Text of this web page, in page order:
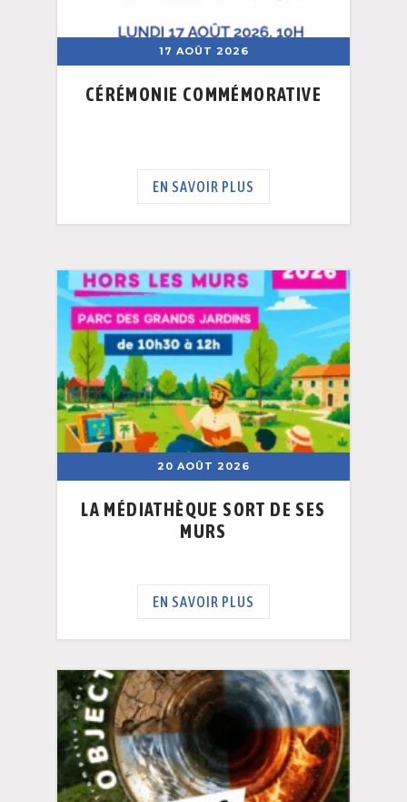
17 AOÛT 2026
CÉRÉMONIE COMMÉMORATIVE
EN SAVOIR PLUS
20 AOÛT 2026
LA MÉDIATHÈQUE SORT DE SES
MURS
EN SAVOIR PLUS